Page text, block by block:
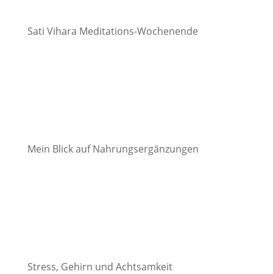
Sati Vihara Meditations-Wochenende
Mein Blick auf Nahrungsergänzungen
Stress, Gehirn und Achtsamkeit